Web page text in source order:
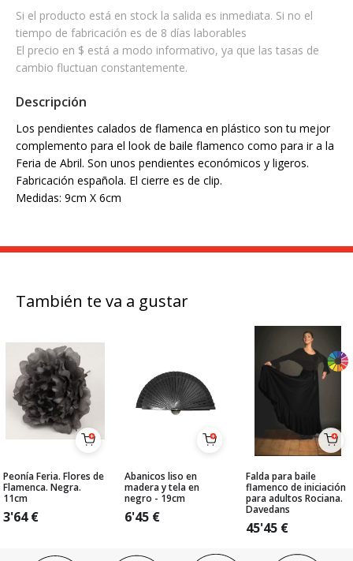
Si el producto está en stock la salida es inmediata. Si no el
tiempo de fabricación es de 8 días laborables
El precio en $ está a modo informativo, ya que las tasas de
cambio fluctuan constantemente.
Descripción
Los pendientes calados de flamenca en plástico son tu mejor
complemento para el look de baile flamenco como para ir a la
Feria de Abril. Son unos pendientes económicos y ligeros.
Fabricación española. El cierre es de clip.
Medidas: 9cm X 6cm
También te va a gustar
Peonía Feria. Flores de
Flamenca. Negra.
11cm
3'64€
Abanicos liso en
madera y tela en
negro - 19cm
6'45 €
Falda para baile
flamenco de iniciación
para adultos Rociana.
Davedans
45'45 €